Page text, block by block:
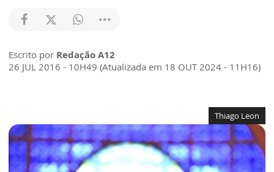
Escrito por Redação A12
26 JUL 2016 - 10H49 (Atualizada em 18 OUT 2024 - 11H16)
Thiago Leon